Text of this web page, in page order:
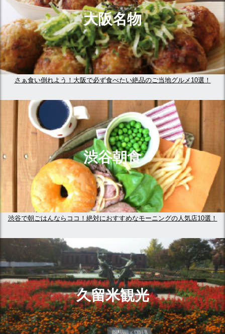
大阪名物
さぁ食い倒れよう！大阪で必ず食べたい絶品のご当地グルメ10選！
渋谷朝食
渋谷で朝ごはんならココ！絶対におすすめなモーニングの人気店10選！
久留米観光